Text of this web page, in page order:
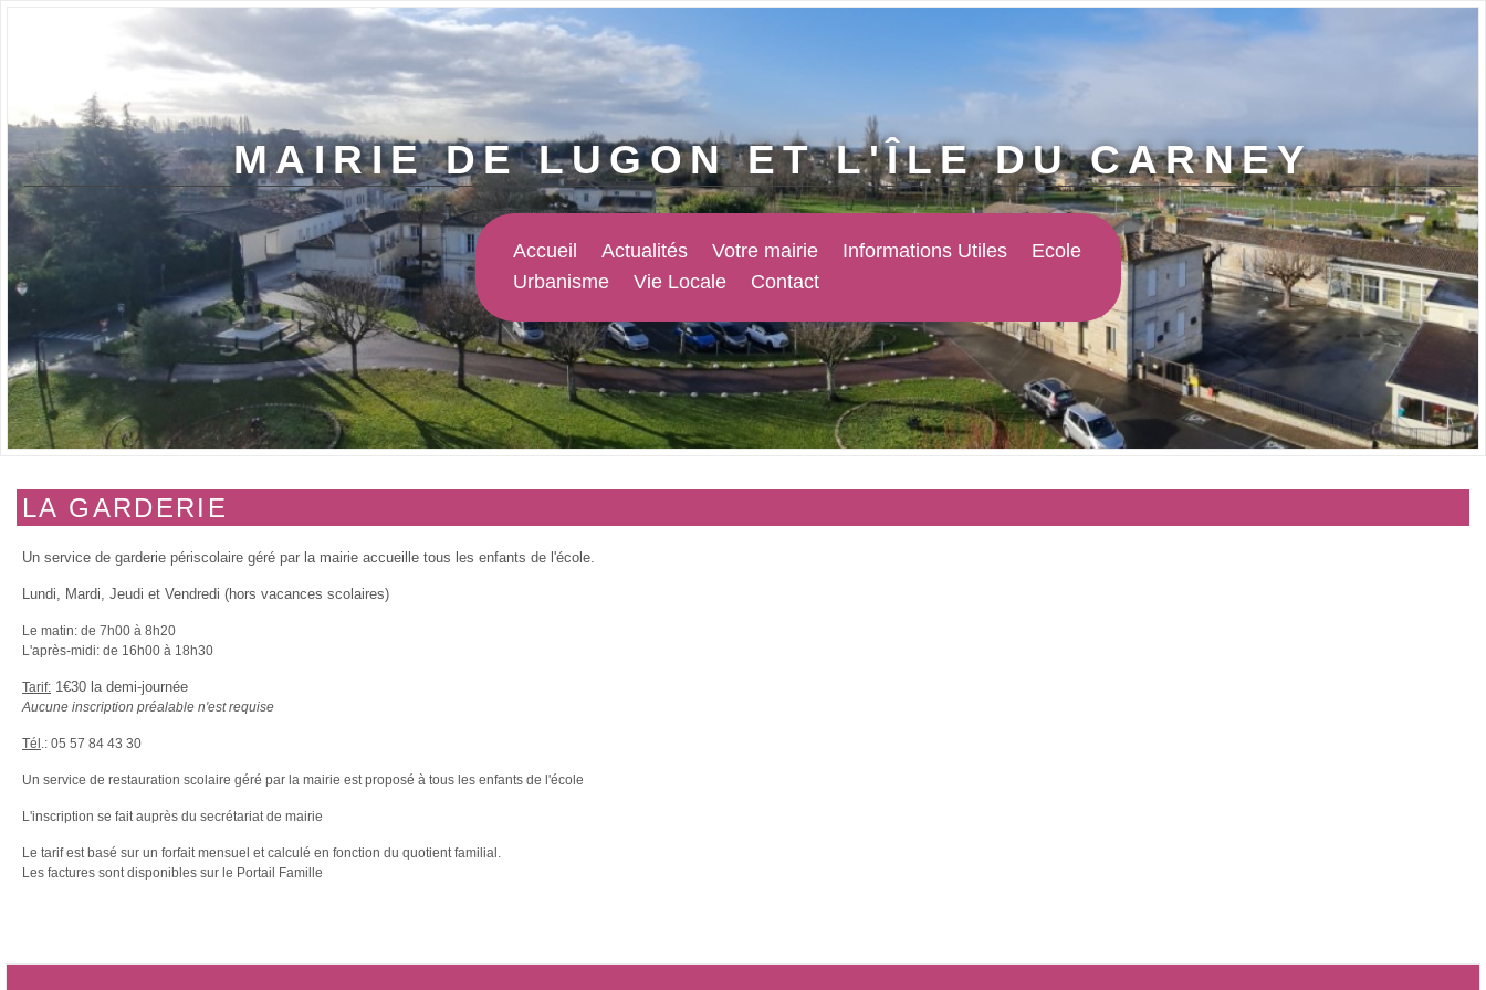
MAIRIE DE LUGON ET L'ÎLE DU CARNEY
Accueil Actualités Votre mairie Informations Utiles
Ecole
Urbanisme
Vie Locale Contact
LA GARDERIE
Un service de garderie périscolaire géré par la mairie accueille tous les enfants de l'école.
Lundi, Mardi, Jeudi et Vendredi (hors vacances scolaires)
Le matin: de 7h00 à 8h20
L'après-midi: de 16h00 à 18h30
Tarif: 1€30 la demi-journée
Aucune inscription préalable n'est requise
Tél .: 05 57 84 43 30
Un service de restauration scolaire géré par la mairie est proposé à tous les enfants de l'école
L'inscription se fait auprès du secrétariat de mairie
Le tarif est basé sur un forfait mensuel et calculé en fonction du quotient familial.
Les factures sont disponibles sur le Portail Famille